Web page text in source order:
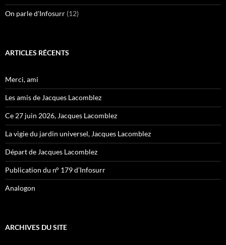
On parle d'Infosurr (12)
ARTICLES RÉCENTS
Merci, ami
Les amis de Jacques Lacomblez
Ce 27 juin 2026, Jacques Lacomblez
La vigie du jardin universel, Jacques Lacomblez
Départ de Jacques Lacomblez
Publication du n° 179 d’Infosurr
Analogon
ARCHIVES DU SITE